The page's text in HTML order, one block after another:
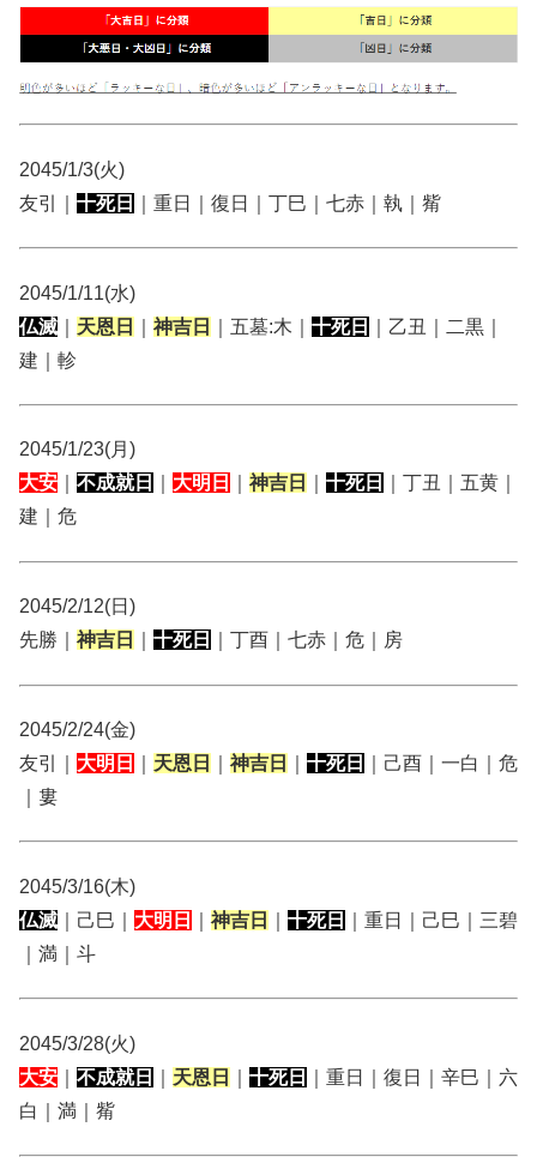
2045/1/3(火)
友引｜ 十死日 ｜重日｜復日｜丁巳｜七赤｜執｜觜
2045/1/11(水)
仏滅
天恩日 神吉日 ｜五墓:木｜ 十死日
｜乙丑｜二黒｜
建｜軫
2045/1/23(月)
大安
不成就日 大明日 神吉日 十死日
｜丁丑｜五黄｜
建｜危
2045/2/12(日)
先勝｜ 神吉日 十死日 ｜丁酉｜七赤｜危｜房
2045/2/24(金)
友引｜ 大明日 天恩日 神吉日 十死日
｜己酉｜一白｜危
｜婁
2045/3/16(木)
仏滅 ｜己巳｜ 大明日 神吉日 十死日
｜重日｜己巳｜三碧
｜満｜斗
2045/3/28(火)
大安
不成就日 天恩日 十死日
｜重日｜復日｜辛巳｜六
白｜満｜觜